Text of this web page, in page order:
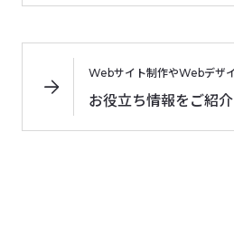
Webサイト制作やWebデザ
お役立ち情報をご紹介